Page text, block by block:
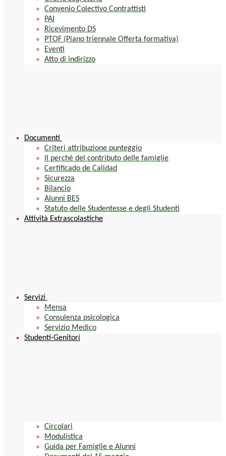
Convenio Colectivo Contrattisti
PAI
Ricevimento DS
PTOF (Piano triennale Offerta formativa)
Eventi
Atto di indirizzo
Documenti
Criteri attribuzione punteggio
Il perché del contributo delle famiglie
Certificado de Calidad
Sicurezza
Bilancio
Alunni BES
Statuto delle Studentesse e degli Studenti
Attività Extrascolastiche
Servizi
Mensa
Consulenza psicologica
Servizio Medico
Studenti-Genitori
Circolari
Modulistica
Guida per Famiglie e Alunni